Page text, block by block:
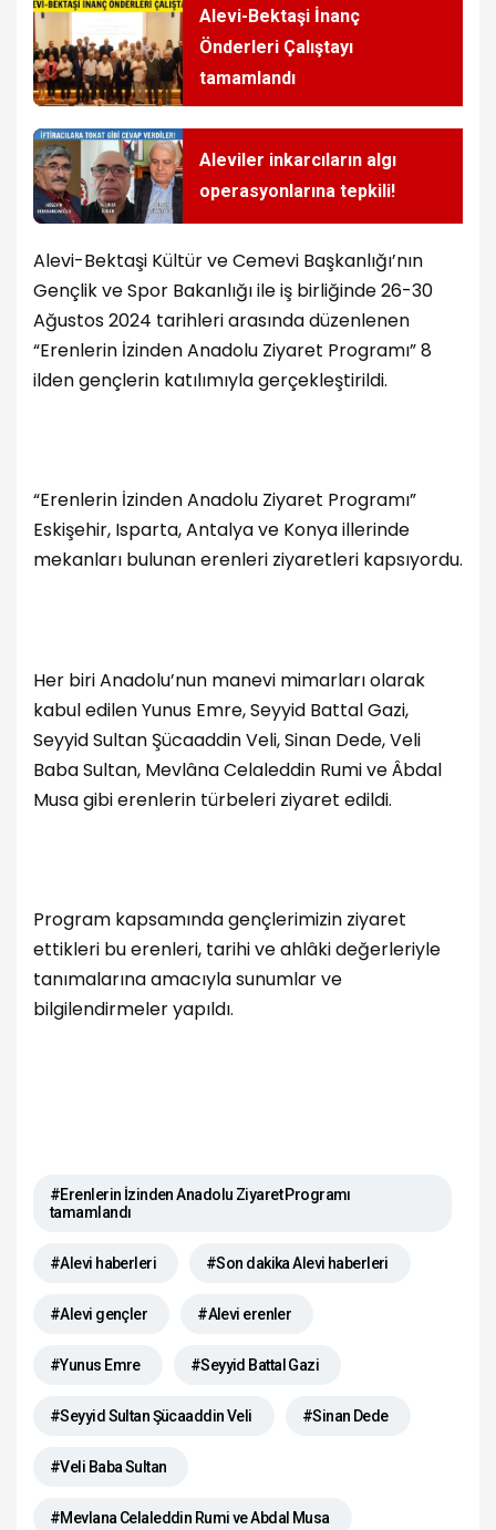
Alevi-Bektaşi İnanç
Önderleri Çalıştayı
tamamlandı
Aleviler inkarcıların algı
operasyonlarına tepkili!
Alevi-Bektaşi Kültür ve Cemevi Başkanlığı’nın
Gençlik ve Spor Bakanlığı ile iş birliğinde 26-30
Ağustos 2024 tarihleri arasında düzenlenen
“Erenlerin İzinden Anadolu Ziyaret Programı” 8
ilden gençlerin katılımıyla gerçekleştirildi.
“Erenlerin İzinden Anadolu Ziyaret Programı”
Eskişehir, Isparta, Antalya ve Konya illerinde
mekanları bulunan erenleri ziyaretleri kapsıyordu.
Her biri Anadolu’nun manevi mimarları olarak
kabul edilen Yunus Emre, Seyyid Battal Gazi,
Seyyid Sultan Şücaaddin Veli, Sinan Dede, Veli
Baba Sultan, Mevlâna Celaleddin Rumi ve Âbdal
Musa gibi erenlerin türbeleri ziyaret edildi.
Program kapsamında gençlerimizin ziyaret
ettikleri bu erenleri, tarihi ve ahlâki değerleriyle
tanımalarına amacıyla sunumlar ve
bilgilendirmeler yapıldı.
#Erenlerin İzinden Anadolu Ziyaret Programı
tamamlandı
#Alevi haberleri #Son dakika Alevi haberleri
#Alevi gençler #Alevi erenler
#Yunus Emre #Seyyid Battal Gazi
#Seyyid Sultan Şücaaddin Veli #Sinan Dede
#Veli Baba Sultan
#Mevlana Celaleddin Rumi ve Abdal Musa